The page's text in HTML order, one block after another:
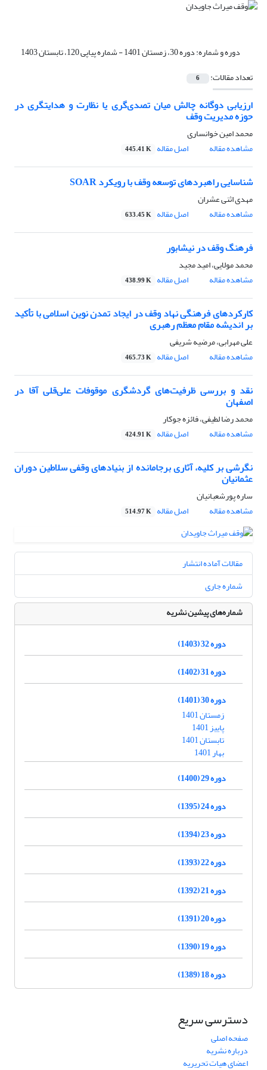
دوره و شماره:دوره 30، زمستان 1401 - شماره پیاپی 120، تابستان 1403
تعداد مقالات:
6
ارزیابی دوگانه چالش میان تصدی‌گری یا نظارت و هدایتگری در
حوزه مدیریت وقف
محمد امین خوانساری
مشاهده مقاله
اصل مقاله 445.41 K
شناسایی راهبردهای توسعه وقف با رویکرد SOAR
مهدی اثنی عشران
مشاهده مقاله
اصل مقاله 633.45 K
فرهنگ وقف در نیشابور
محمد مولایی، امید مجید
مشاهده مقاله
اصل مقاله 438.99 K
کارکردهای فرهنگی نهاد وقف در ایجاد تمدن نوین اسلامی با تأکید
بر اندیشه مقام معظم رهبری
علی مهرابی، مرضیه شریفی
مشاهده مقاله
اصل مقاله 465.73 K
نقد و بررسی ظرفیت‌های گردشگری موقوفات علی‌قلی آقا در
اصفهان
محمد رضا لطیفی، فائزه جوکار
مشاهده مقاله
اصل مقاله 424.91 K
نگرشی بر کلیه، آثاری برجامانده از بنیادهای وقفی سلاطین دوران
عثمانیان
ساره پورشعبانیان
مشاهده مقاله
اصل مقاله 514.97 K
مقالات آماده انتشار
شماره جاری
شماره‌های پیشین نشریه
دوره 32 (1403)
دوره 31 (1402)
دوره 30 (1401)
زمستان 1401
پاییز 1401
تابستان 1401
بهار 1401
دوره 29 (1400)
دوره 24 (1395)
دوره 23 (1394)
دوره 22 (1393)
دوره 21 (1392)
دوره 20 (1391)
دوره 19 (1390)
دوره 18 (1389)
دسترسی سریع
صفحه اصلی
درباره نشریه
اعضای هیات تحریریه